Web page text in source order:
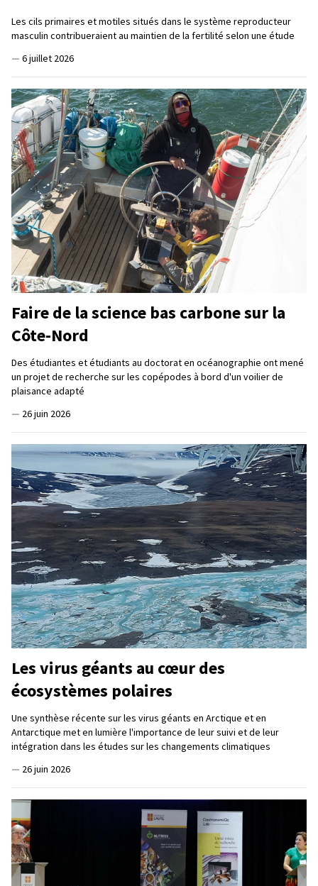
Les cils primaires et motiles situés dans le système reproducteur
masculin contribueraient au maintien de la fertilité selon une étude
— 6 juillet 2026
Faire de la science bas carbone sur la
Côte-Nord
Des étudiantes et étudiants au doctorat en océanographie ont mené
un projet de recherche sur les copépodes à bord d'un voilier de
plaisance adapté
— 26 juin 2026
Les virus géants au cœur des
écosystèmes polaires
Une synthèse récente sur les virus géants en Arctique et en
Antarctique met en lumière l'importance de leur suivi et de leur
intégration dans les études sur les changements climatiques
— 26 juin 2026